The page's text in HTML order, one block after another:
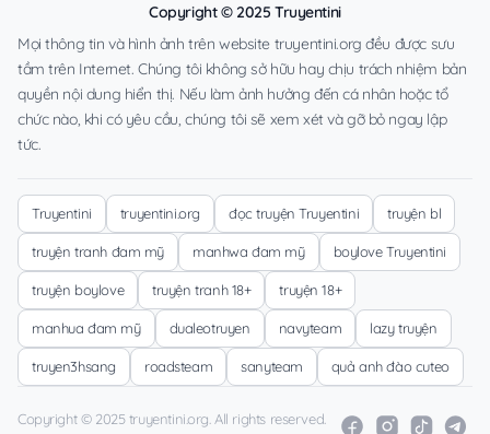
Copyright © 2025 Truyentini
Mọi thông tin và hình ảnh trên website truyentini.org đều được sưu
tầm trên Internet. Chúng tôi không sở hữu hay chịu trách nhiệm bản
quyền nội dung hiển thị. Nếu làm ảnh hưởng đến cá nhân hoặc tổ
chức nào, khi có yêu cầu, chúng tôi sẽ xem xét và gỡ bỏ ngay lập
tức.
Truyentini truyentini.org đọc truyện Truyentini truyện bl
truyện tranh đam mỹ manhwa đam mỹ boylove Truyentini
truyện boylove truyện tranh 18+ truyện 18+
manhua đam mỹ dualeotruyen navyteam lazy truyện
truyen3hsang roadsteam sanyteam quả anh đào cuteo
Copyright © 2025 truyentini.org. All rights reserved.